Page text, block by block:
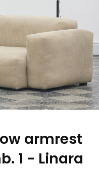
armrest
1 - Linara